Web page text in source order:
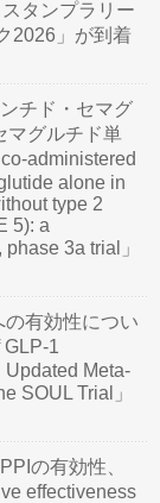
タンプラリー
2026」が到着
チド・セマグ
マグルチド単
administered
alone in
type 2
5): a
3a trial」
有効性につい
1
Updated Meta-
SOUL Trial」
の有効性、
effectiveness